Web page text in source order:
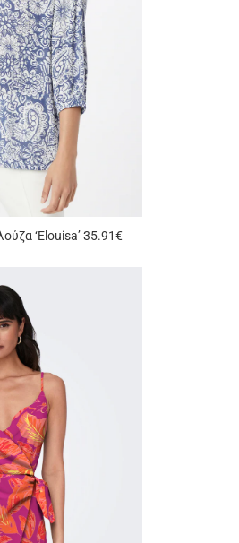
‘Elouisa’ 35.91€